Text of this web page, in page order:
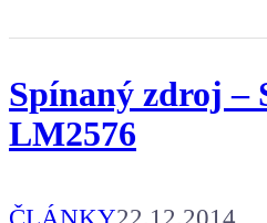
Spínaný zdroj –
LM2576